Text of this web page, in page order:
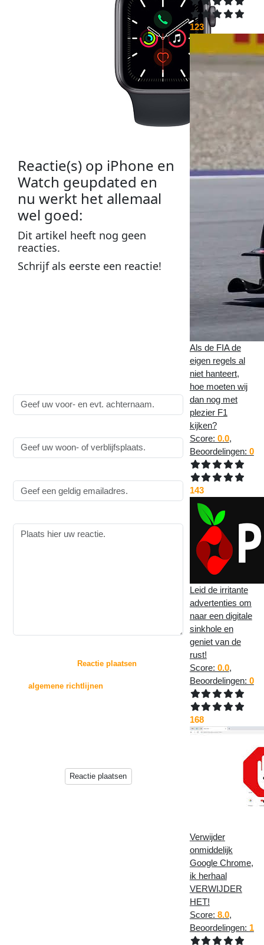
Reactie(s) op iPhone en
Watch geupdated en
nu werkt het allemaal
wel goed:
Ditartikel heeft nog geen
reacties.
Schrijf als eerste een reactie!
Door op de knop "Reactie plaatsen
algemene richtlijnenvoor het plaatsen van
Reactie plaatsen
123
Als de FIA de
eigen regels al
niet hanteert,
hoe moeten wij
dan nog met
plezier F1
kijken?
Score: 0.0,
Beoordelingen: 0
143
Leid de irritante
advertenties om
naar een digitale
sinkhole en
geniet van de
rust!
Score: 0.0,
Beoordelingen: 0
168
Verwijder
onmiddelijk
Google Chrome,
ik herhaal
VERWIJDER
HET!
Score: 8.0,
Beoordelingen: 1